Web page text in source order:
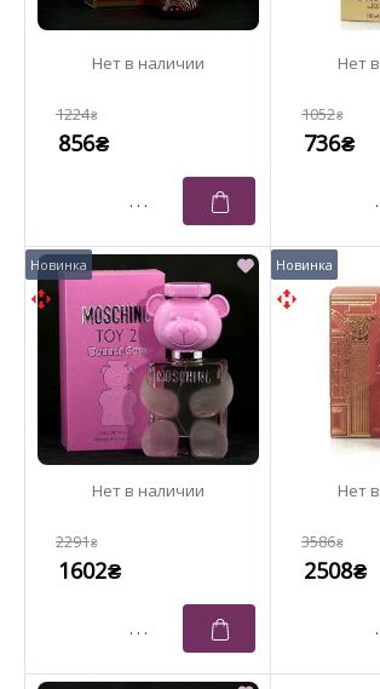
1224₴
856₴
1052₴
736₴
2291₴
1602₴
3586₴
2508₴